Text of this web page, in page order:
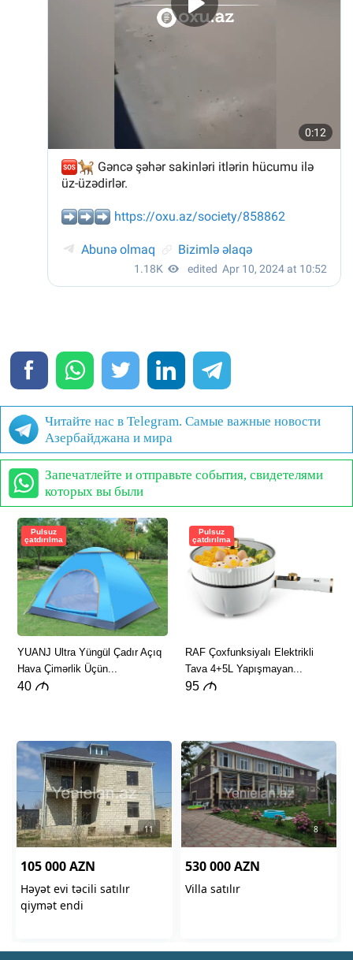
Читайте нас в Telegram. Самые важные новости
Азербайджана и мира
Запечатлейте и отправьте события, свидетелями
которых вы были